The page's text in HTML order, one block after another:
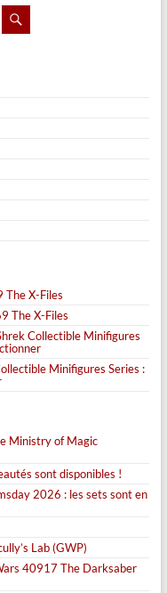
The X-Files
The X-Files
Collectible Minifigures
Minifigures Series :
Ministry of Magic
sont disponibles !
2026 : les sets sont en
Lab (GWP)
40917 The Darksaber